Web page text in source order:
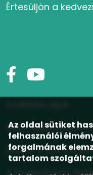
ÁSZF,
Elállás a
Értesüljön a
Az oldal sütiket
felhasználói
forgalmának
tartalom